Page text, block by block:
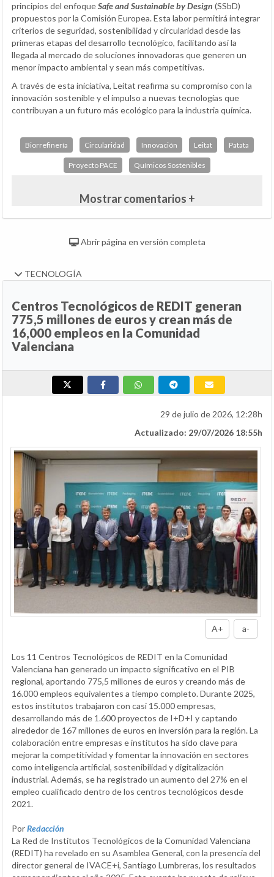
principios del enfoqueSafe and Sustainable by Design (SSbD)
propuestos por la Comisión Europea. Esta labor permitirá integrar
criterios de seguridad, sostenibilidad y circularidad desde las
primeras etapas del desarrollo tecnológico, facilitando así la
llegada al mercado de soluciones innovadoras que generen un
menor impacto ambiental y sean más competitivas.
A través de esta iniciativa, Leitat reafirma su compromiso con la
innovación sostenible y el impulso a nuevas tecnologías que
contribuyan a un futuro más ecológico para la industria química.
Biorrefinería Circularidad Innovación Leitat Patata
Proyecto PACE Químicos Sostenibles
Mostrar comentarios +
Abrir página en versión completa
TECNOLOGÍA
Centros Tecnológicos de REDIT generan
775,5 millones de euros y crean más de
16,000 empleos en la Comunidad
Valenciana
29 de julio de 2026, 12:28h
Actualizado: 29/07/2026 18:55h
A+ a-
Los 11 Centros Tecnológicos de REDIT en la Comunidad
Valenciana han generado un impacto significativo en el PIB
regional, aportando 775,5 millones de euros y creando más de
16.000 empleos equivalentes a tiempo completo. Durante 2025,
estos institutos trabajaron con casi 15.000 empresas,
desarrollando más de 1.600 proyectos de I+D+I y captando
alrededor de 167 millones de euros en inversión para la región. La
colaboración entre empresas e institutos ha sido clave para
mejorar la competitividad y fomentar la innovación en sectores
como inteligencia artificial, sostenibilidad y digitalización
industrial. Además, se ha registrado un aumento del 27% en el
empleo cualificado dentro de los centros tecnológicos desde
2021.
PorRedacción
La Red de Institutos Tecnológicos de la Comunidad Valenciana
(REDIT) ha revelado en su Asamblea General, con la presencia del
director general de IVACE+i, Santiago Lumbreras, los resultados